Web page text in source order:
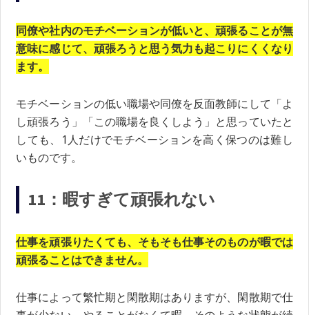
同僚や社内のモチベーションが低いと、頑張ることが無
意味に感じて、頑張ろうと思う気力も起こりにくくなり
ます。
モチベーションの低い職場や同僚を反面教師にして「よ
し頑張ろう」「この職場を良くしよう」と思っていたと
しても、1人だけでモチベーションを高く保つのは難し
いものです。
11：暇すぎて頑張れない
仕事を頑張りたくても、そもそも仕事そのものが暇では
頑張ることはできません。
仕事によって繁忙期と閑散期はありますが、閑散期で仕